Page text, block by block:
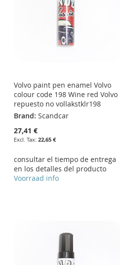
Volvo paint pen enamel Volvo
colour code 198 Wine red Volvo
repuesto no vollakstklr198
Brand: Scandcar
27,41 €
22,65 €
consultar el tiempo de entrega
en los detalles del producto
Voorraad info